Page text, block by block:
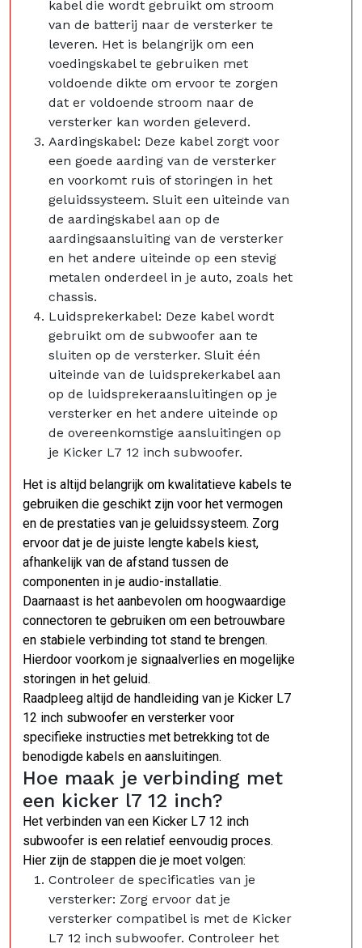
kabel die wordt gebruikt om stroom
van de batterij naar de versterker te
leveren. Het is belangrijk om een
voedingskabel te gebruiken met
voldoende dikte om ervoor te zorgen
dat er voldoende stroom naar de
versterker kan worden geleverd.
Aardingskabel: Deze kabel zorgt voor
een goede aarding van de versterker
en voorkomt ruis of storingen in het
geluidssysteem. Sluit een uiteinde van
de aardingskabel aan op de
aardingsaansluiting van de versterker
en het andere uiteinde op een stevig
metalen onderdeel in je auto, zoals het
chassis.
Luidsprekerkabel: Deze kabel wordt
gebruikt om de subwoofer aan te
sluiten op de versterker. Sluit één
uiteinde van de luidsprekerkabel aan
op de luidsprekeraansluitingen op je
versterker en het andere uiteinde op
de overeenkomstige aansluitingen op
je Kicker L7 12 inch subwoofer.
Het is altijd belangrijk om kwalitatieve kabels te
gebruiken die geschikt zijn voor het vermogen
en de prestaties van je geluidssysteem. Zorg
ervoor dat je de juiste lengte kabels kiest,
afhankelijk van de afstand tussen de
componenten in je audio-installatie.
Daarnaast is het aanbevolen om hoogwaardige
connectoren te gebruiken om een betrouwbare
en stabiele verbinding tot stand te brengen.
Hierdoor voorkom je signaalverlies en mogelijke
storingen in het geluid.
Raadpleeg altijd de handleiding van je Kicker L7
12 inch subwoofer en versterker voor
specifieke instructies met betrekking tot de
benodigde kabels en aansluitingen.
Hoe maak je verbinding met
een kicker l7 12 inch?
Het verbinden van een Kicker L7 12 inch
subwoofer is een relatief eenvoudig proces.
Hier zijn de stappen die je moet volgen:
Controleer de specificaties van je
versterker: Zorg ervoor dat je
versterker compatibel is met de Kicker
L7 12 inch subwoofer. Controleer het